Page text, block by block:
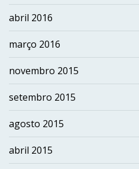
abril 2016
março 2016
novembro 2015
setembro 2015
agosto 2015
abril 2015